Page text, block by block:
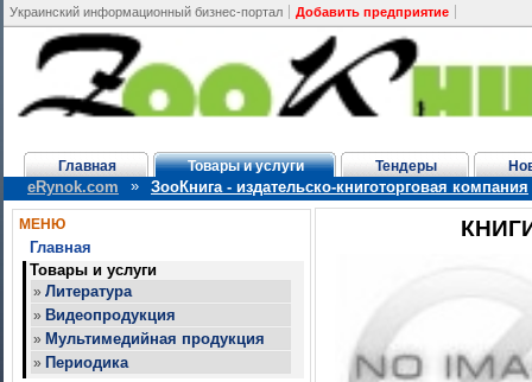
Украинский информационный бизнес-портал Добавить предприятие
Главная Товары и услуги Тендеры
eRynok.com » ЗооКнига - издательско-книготорговая компания
МЕНЮ
Главная
Товары и услуги
» Литература
» Видеопродукция
» Мультимедийная продукция
» Периодика